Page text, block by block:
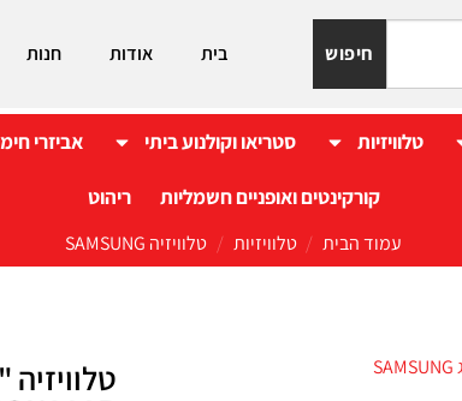
חיפוש בית אודות חנות
טלוויזיות סטריאו וקולנוע ביתי אביזרי
קורקינטים ואופניים חשמליות ריהוט
עמוד הבית / טלוויזיות / טלוויזיה SAMSUNG